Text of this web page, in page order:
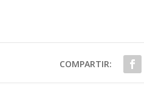
COMPARTIR: